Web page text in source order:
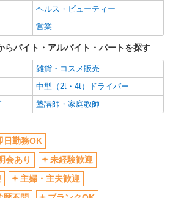
祝勤務手当 〇夜勤手当 〇深夜勤務手当 〇
違反表彰金 〇年末年始勤務手当 〇早朝
夜間18:00〜20:00は時給25％UP
ナソニック エイジフリーケアセンター和歌
和歌山県和歌山市北島325-25
詳細を見る
ケアセンター和歌山北島
トステイ／介護職／16-20時
祝勤務手当 〇夜勤手当 〇深夜勤務手当 〇
違反表彰金 〇年末年始勤務手当 〇早朝
夜間18:00〜20:00は時給25％UP
ソニック エイジフリーケアセンター和歌
和歌山県和歌山市北島325-25
詳細を見る
ブランクOK
エルダー（50代～）活躍中
10時～勤務OK
早朝
昼
夜
車通勤OK
各種手当（家族・役職・インセン
ティブなど）あり
制服貸与
ヘルス・ビューティー
営業
らバイト・アルバイト・パートを探す
雑貨・コスメ販売
中型（2t・4t）ドライバー
塾講師・家庭教師
日勤務OK
会あり
未経験歓迎
主婦・主夫歓迎